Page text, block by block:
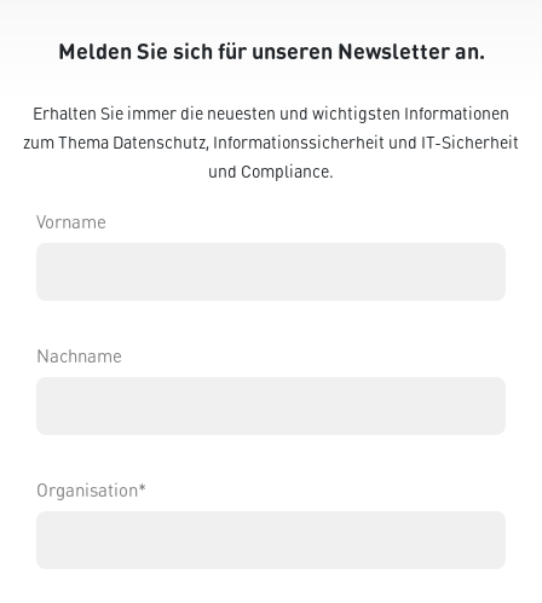
Melden Sie sich für unseren Newsletter an.
Erhalten Sie immer die neuesten und wichtigsten Informationen
zum Thema Datenschutz, Informationssicherheit und IT-Sicherheit
und Compliance.
Vorname
Nachname
Organisation*